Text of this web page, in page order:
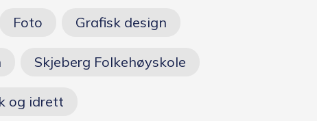
Opptakskrav og
Foto Grafisk design
Skjeberg Folkehøyskole
og idrett